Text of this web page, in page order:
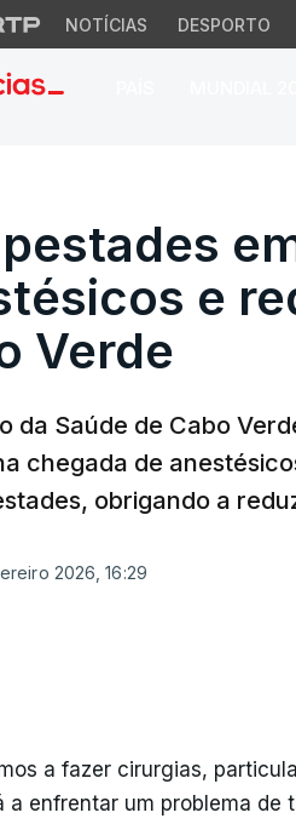
NOTÍCIAS DESPORTO
e
Verde
da Saúde de Cabo
chegada de
obrigando a
2026, 16:29
a fazer cirurgias,
a enfrentar um problema